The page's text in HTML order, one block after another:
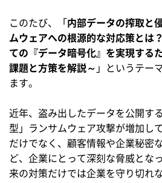
このたび、「 内部データの搾取と
ムウェアへの根源的な対応策とは
ての『データ暗号化』を実現する
課題と方策を解説～ 」というテー
ます。
近年、盗み出したデータを公開す
型」ランサムウェア攻撃が増加し
だけでなく、顧客情報や企業秘密
ど、企業にとって深刻な脅威とな
来の対策だけでは企業を守り切れ